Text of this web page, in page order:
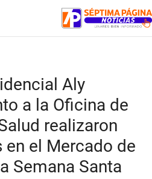
Aly
a la Oficina de
realizaron
el Mercado de
Semana Santa